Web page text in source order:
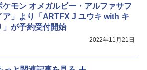
ケモン オメガルビー・アルファサフ
ア」より「ARTFX J ユウキ with キ
」が予約受付開始
2022年11月21日